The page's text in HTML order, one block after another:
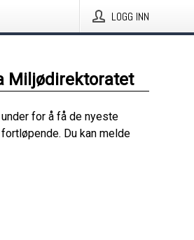
LOGG INN
Miljødirektoratet
for å få de nyeste
Du kan melde